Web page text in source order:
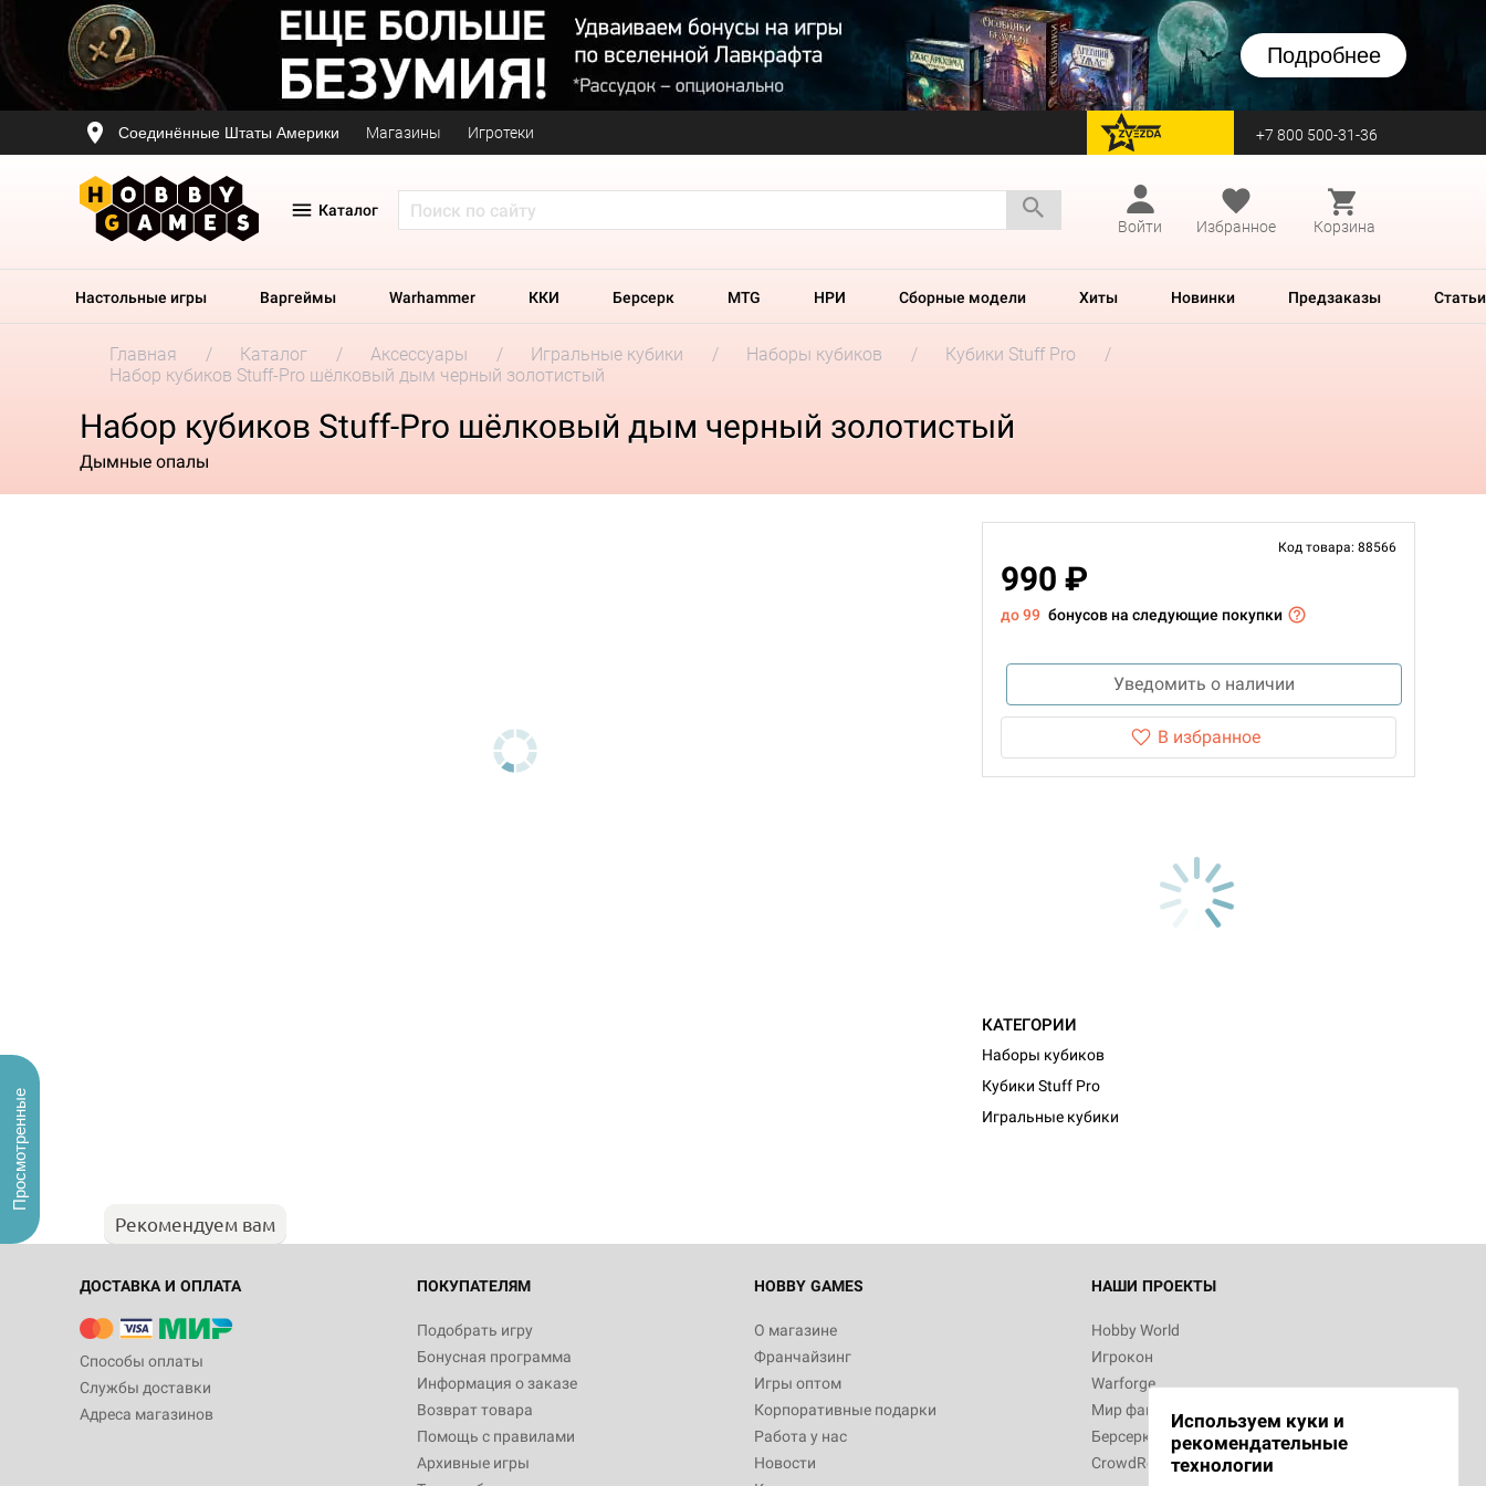
Подробнее
Соединённые Штаты Америки Магазины Игротеки перейти на Zvezda +7 800 500-31-36
Каталог
Войти
Избранное Корзина
Настольные игры Варгеймы Warhammer ККИ Берсерк MTG НРИ Сборные модели Хиты Новинки Предзаказы Статьи
Главная Каталог Аксессуары Игральные кубики Наборы кубиков
Кубики Stuff Pro
Набор кубиков Stuff-Pro шёлковый дым черный золотистый
Набор кубиков Stuff-Pro шёлковый дым черный золотистый
Дымные опалы
Код товара: 88566
990 ₽
до 99 бонусов на следующие покупки
Уведомить о наличии
В избранное
КАТЕГОРИИ
Наборы кубиков
Кубики Stuff Pro
Игральные кубики
Рекомендуем вам
ДОСТАВКА И ОПЛАТА
Способы оплаты
Службы доставки
Адреса магазинов
ПОКУПАТЕЛЯМ
Подобрать игру
Бонусная программа
Информация о заказе
Возврат товара
Помощь с правилами
Архивные игры
HOBBY GAMES
О магазине
Франчайзинг
Игры оптом
Корпоративные подарки
Работа у нас
Новости
НАШИ ПРОЕКТЫ
Hobby World
Игрокон
Warforge
Мир фантастики
Берсерк
CrowdRepublic
Используем куки и
рекомендательные
технологии
Просмотренные
Настольная игра Hobby World Журнал
"Мир фантастики. Спецвыпуск: Братья
империи: Боевая тревога
799
Настольная игра Hobby World Сумерки
империи. Четвёртая редакция: Грозовой
Рубеж
12 990